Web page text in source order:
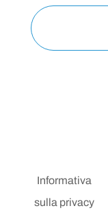
Informativa
sulla privacy